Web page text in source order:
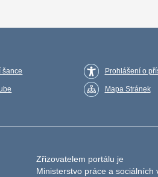
šance Prohlášení o
Mapa Stránek
Zřizovatelem portálu je
Ministerstvo práce a sociálních